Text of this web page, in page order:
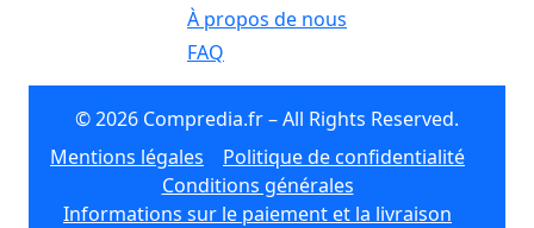
À propos de nous
FAQ
© 2026 Compredia.fr – All Rights Reserved.
Mentions légales
Politique de confidentialité
Conditions générales
Informations sur le paiement et la livraison